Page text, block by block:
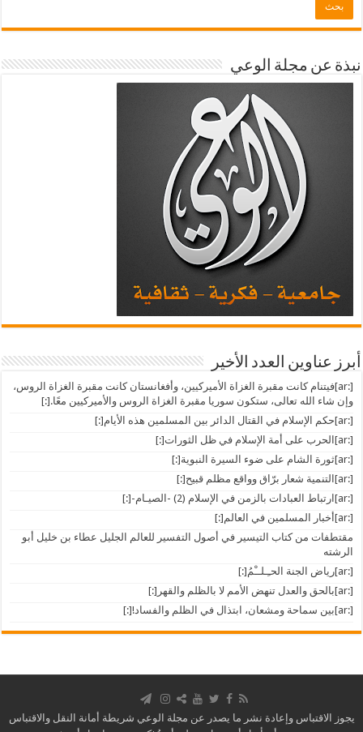
نبذة عن مجلة الوعي
أبرز عناوين العدد الأخير
[:ar]فيتنام كانت مقبرة الغزاة الأميركيين، وأفغانستان كانت مقبرة الغزاة الروس،
وإن شاء الله تعالى، ستكون سوريا مقبرة الغزاة الروس والأميركيين معًا.[:]
[:ar]حكم الإسلام في القتال الدائر بين المسلمين هذه الأيام[:]
[:ar]الحرب على أمة الإسلام في ظل الثورات[:]
[:ar]ثورة الشام على ضوء السيرة النبوية[:]
[:ar]التنمية شعار برّاق وواقع مظلم قبيح[:]
[:ar]ارتباط العبادات بالزمن في الإسلام (2) -الصيـام-[:]
[:ar]أخبار المسلمين في العالم[:]
مقتطفات من كتاب التيسير في أصول التفسير للعالم الجليل عطاء بن خليل أبو
الرشته
[:ar]رياض الجنة الحـِـلــْمُ[:]
[:ar]بالحق والعدل تنهض الأمم لا بالظلم والقهر[:]
[:ar]بين سماحة ومشعان، ابتذال في الظلم والفساد![:]
يجوز الاقتباس وإعادة نشر ما يصدر عن مجلة الوعي شريطة أمانة النقل والاقتباس